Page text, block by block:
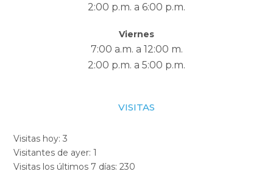
2:00 p.m. a 6:00 p.m.
Viernes
7:00 a.m. a 12:00 m.
2:00 p.m. a 5:00 p.m.
VISITAS
Visitas hoy:3
Visitantes de ayer:1
Visitas los últimos 7 días:230